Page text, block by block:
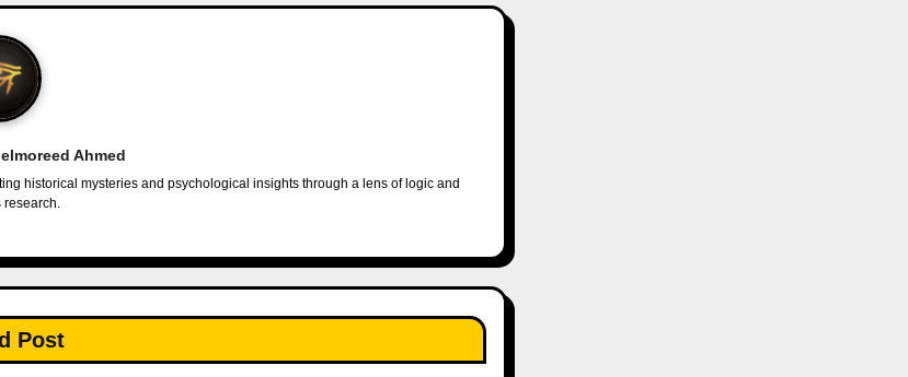
Ahmed
historical mysteries and psychological insights through a lens of logic and
research.
Post